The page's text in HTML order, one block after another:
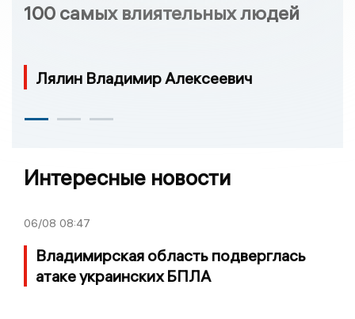
100 самых влиятельных людей
Лялин Владимир Алексеевич
Интересные новости
06/08 08:47
Владимирская область подверглась
атаке украинских БПЛА